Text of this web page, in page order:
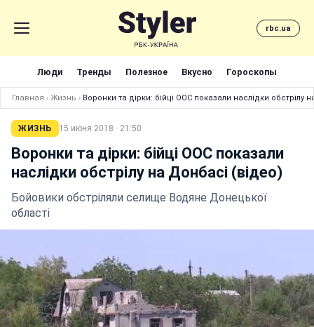
rbc.ua
Люди Тренды Полезное Вкусно Гороскопы
Главная › Жизнь › Воронки та дірки: бійці ООС показали наслідки обстрілу
ЖИЗНЬ 15 июня 2018 · 21:50
Воронки та дірки: бійці ООС показали
наслідки обстрілу на Донбасі (відео)
Бойовики обстріляли селище Водяне Донецької
області